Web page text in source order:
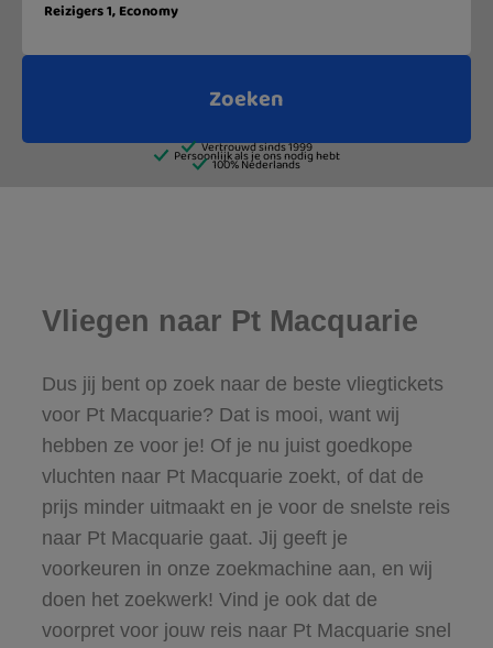
Vliegen naar Pt Macquarie
Dus jij bent op zoek naar de beste vliegtickets
voor Pt Macquarie? Dat is mooi, want wij
hebben ze voor je! Of je nu juist goedkope
vluchten naar Pt Macquarie zoekt, of dat de
prijs minder uitmaakt en je voor de snelste reis
naar Pt Macquarie gaat. Jij geeft je
voorkeuren in onze zoekmachine aan, en wij
doen het zoekwerk! Vind je ook dat de
voorpret voor jouw reis naar Pt Macquarie snel